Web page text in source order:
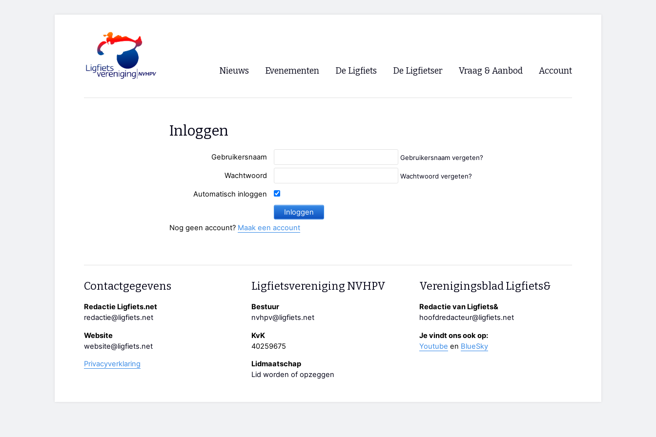
Nieuws Evenementen
Paastreffen
Oliebollentocht
De Ligfiets De Ligfietser
Lokale Fietsverenigingen
Vraag & Aanbod Account
Inloggen
Gebruikersnaam Gebruikersnaam vergeten?
Wachtwoord Wachtwoord vergeten?
Automatisch inloggen
Nog geen account? Maak een account
Contactgegevens
Redactie Ligfiets.net
redactie@ligfiets.net
Website
website@ligfiets.net
Privacyverklaring
Ligfietsvereniging NVHPV
Bestuur
nvhpv@ligfiets.net
KvK
40259675
Lidmaatschap
Lid worden of opzeggen
Verenigingsblad Ligfiets&
Redactie van Ligfiets&
hoofdredacteur@ligfiets.net
Je vindt ons ook op:
Youtube en BlueSky